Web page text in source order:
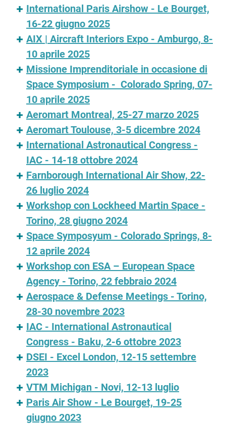
International Paris Airshow - Le Bourget,
16-22 giugno 2025
AIX | Aircraft Interiors Expo - Amburgo, 8-
10 aprile 2025
Missione Imprenditoriale in occasione di
Space Symposium - Colorado Spring, 07-
10 aprile 2025
Aeromart Montreal, 25-27 marzo 2025
Aeromart Toulouse, 3-5 dicembre 2024
International Astronautical Congress -
IAC - 14-18 ottobre 2024
Farnborough International Air Show, 22-
26 luglio 2024
Workshop con Lockheed Martin Space -
Torino, 28 giugno 2024
Space Symposyum - Colorado Springs, 8-
12 aprile 2024
Workshop con ESA – European Space
Agency - Torino, 22 febbraio 2024
Aerospace & Defense Meetings - Torino,
28-30 novembre 2023
IAC - International Astronautical
Congress - Baku, 2-6 ottobre 2023
DSEI - Excel London, 12-15 settembre
2023
VTM Michigan - Novi, 12-13 luglio
Paris Air Show - Le Bourget, 19-25
giugno 2023